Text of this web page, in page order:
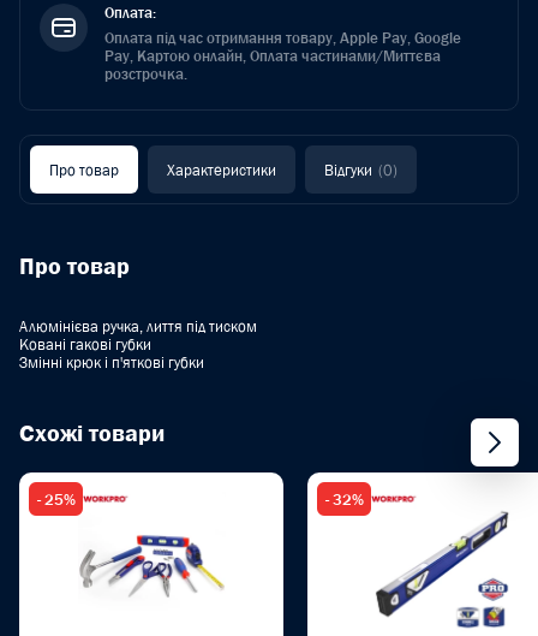
Оплата:
Оплата під час отримання товару, Apple Pay, Google
Pay, Картою онлайн, Оплата частинами/Миттєва
розстрочка.
Про товар Характеристики Відгуки (0)
Про товар
Алюмінієва ручка, лиття під тиском
Ковані гакові губки
Змінні крюк і п'яткові губки
Схожі товари
- 25% - 32%